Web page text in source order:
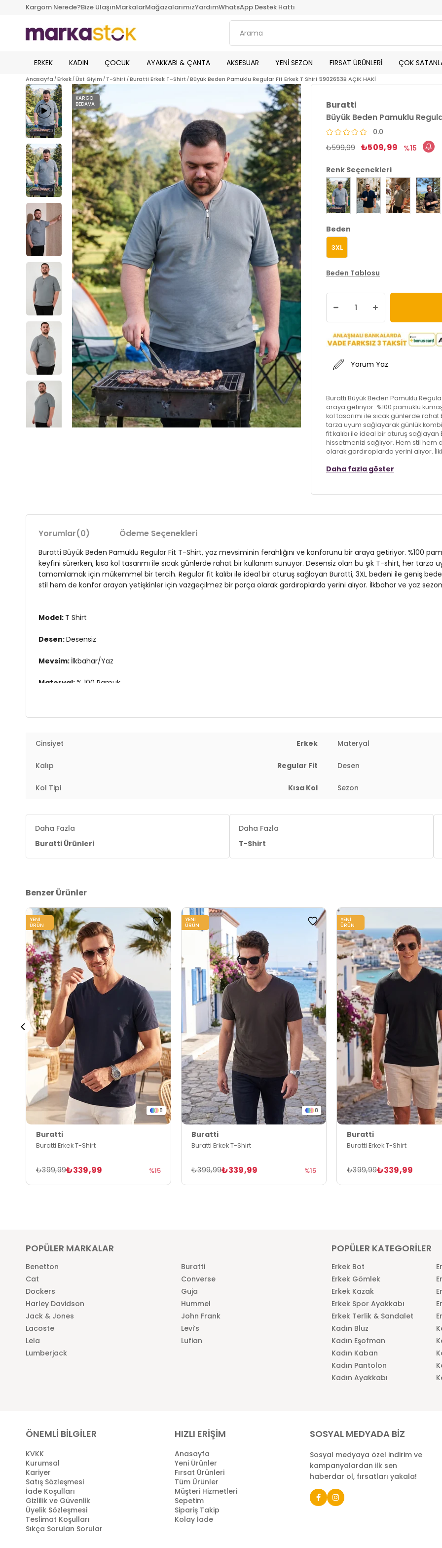
Kargom Nerede?Bize UlaşınMarkalarMağazalarımızYardımWhatsApp Destek Hattı
ERKEK KADIN ÇOCUK AYAKKABI & ÇANTA AKSESUAR YENİ SEZON FIRSAT ÜRÜNLERİ ÇOK
Anasayfa Erkek Üst Giyim T-Shirt Buratti Erkek T-Shirt Büyük Beden Pamuklu Regular Fit Erkek T Shirt 5902653B AÇIK HAKİ
KARGO
BEDAVA
Buratti
Büyük Beden Pamuklu
0.0
₺599,99 ₺509,99 15
Renk Seçenekleri
Beden
3XL
Beden Tablosu
Yorum Yaz
Buratti Büyük Beden Pamuklu
araya getiriyor. %100 pamuklu
kol tasarımı ile sıcak günlerde
tarza uyum sağlayarak günlük
fit kalıbı ile ideal bir oturuş
hissetmenizi sağlıyor. Hem stil
olarak gardıroplarda yerini alıyor.
Kısa Kol
Kalıp Bilgisi: Regular Fit
Daha fazla göster
Yorumlar(0) Ödeme Seçenekleri
Buratti Büyük Beden Pamuklu Regular Fit T-Shirt, yaz mevsiminin ferahlığını ve konforunu bir araya getiriyor. %100
keyfini sürerken, kısa kol tasarımı ile sıcak günlerde rahat bir kullanım sunuyor. Desensiz olan bu şık T-shirt, her
tamamlamak için mükemmel bir tercih. Regular fit kalıbı ile ideal bir oturuş sağlayan Buratti, 3XL bedeni ile geniş
stil hem de konfor arayan yetişkinler için vazgeçilmez bir parça olarak gardıroplarda yerini alıyor. İlkbahar ve yaz
Model: T Shirt
Desen:Desensiz
Mevsim: İlkbahar/Yaz
Materyal:% 100 Pamuk
Manken Bedeni: Boy : 178 cm / Göğüs : 116 cm / Bel : 110 cm / Basen : 115 cm / Beden : 3XL
Yaş Grubu:
Menşei:
Cinsiyet Erkek Materyal
Kalıp Regular Fit Desen
Kol Tipi Kısa Kol Sezon
Daha Fazla
Buratti Ürünleri
Daha Fazla
T-Shirt
Benzer Ürünler
8
Buratti
Buratti Erkek T-Shirt
₺339,99
₺399,99 %15
YENI
ÜRÜN
8
Buratti
Buratti Erkek T-Shirt
₺339,99
₺399,99 %15
YENI
ÜRÜN
Buratti
Buratti Erkek T-Shirt
₺339,99
₺399,99
YENI
ÜRÜN
POPÜLER MARKALAR
Benetton
Buratti
Cat
Converse
Dockers
Guja
Harley Davidson
Hummel
Jack & Jones
John Frank
Lacoste
Levi’s
Lela
Lufian
Lumberjack
POPÜLER KATEGORİLER
Erkek Bot
Erkek Gömlek
Erkek Kazak
Erkek Spor Ayakkabı
Erkek Terlik & Sandalet
Kadın Bluz
Kadın Eşofman
Kadın Kaban
Kadın Pantolon
Kadın Ayakkabı
ÖNEMLİ BİLGİLER
KVKK
Kurumsal
Kariyer
Satış Sözleşmesi
İade Koşulları
Gizlilik ve Güvenlik
Üyelik Sözleşmesi
Teslimat Koşulları
Sıkça Sorulan Sorular
HIZLI ERİŞİM
Anasayfa
Yeni Ürünler
Fırsat Ürünleri
Tüm Ürünler
Müşteri Hizmetleri
Sepetim
Sipariş Takip
Kolay İade
SOSYAL MEDYADA BİZ
Sosyal medyaya özel indirim ve
kampanyalardan ilk sen
haberdar ol, fırsatları yakala!